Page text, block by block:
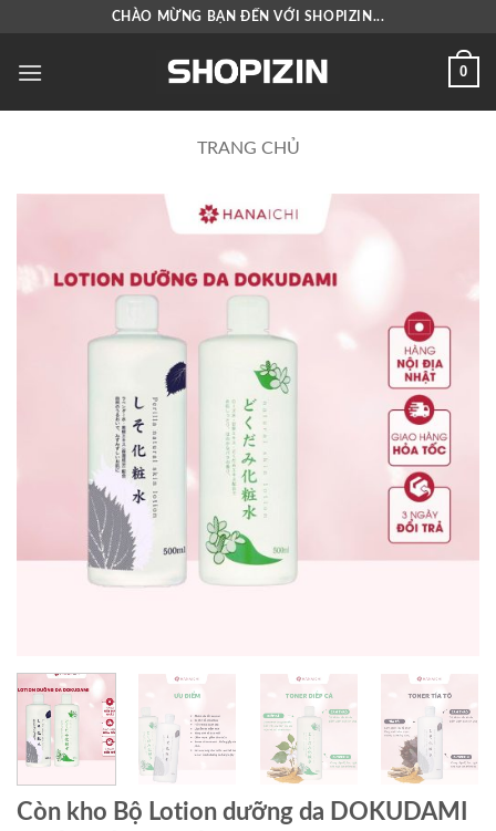
nội
CHÀO MỪNG BẠN ĐẾN VỚI SHOPIZIN...
0
TRANG CHỦ
Còn kho Bộ Lotion dưỡng da DOKUDAMI